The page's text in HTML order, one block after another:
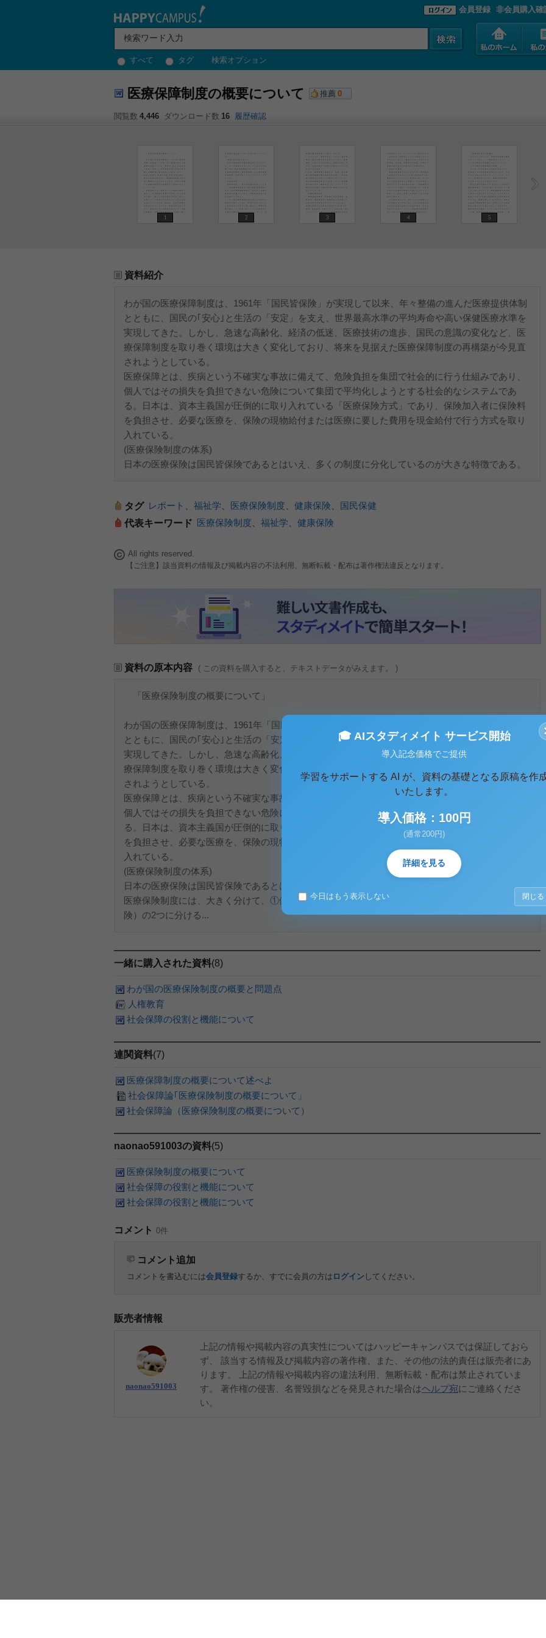
すべて タグ 検索オプション
会員登録 非会員購入確
医療保障制度の概要について 推薦 0
閲覧数 4,446 ダウンロード数 16 履歴確認
1 2 3 4 5
資料紹介
わが国の医療保障制度は、1961年「国民皆保険」が実現して以来、年々整備の進んだ医療提供体制
とともに、国民の｢安心｣と生活の「安定」を支え、世界最高水準の平均寿命や高い保健医療水準を
実現してきた。しかし、急速な高齢化、経済の低迷、医療技術の進歩、国民の意識の変化など、医
療保障制度を取り巻く環境は大きく変化しており、将来を見据えた医療保障制度の再構築が今見直
されようとしている。
医療保障とは、疾病という不確実な事故に備えて、危険負担を集団で社会的に行う仕組みであり、
個人ではその損失を負担できない危険について集団で平均化しようとする社会的なシステムであ
る。日本は、資本主義国が圧倒的に取り入れている「医療保険方式」であり、保険加入者に保険料
を負担させ、必要な医療を、保険の現物給付または医療に要した費用を現金給付で行う方式を取り
入れている。
(医療保険制度の体系)
日本の医療保険は国民皆保険であるとはいえ、多くの制度に分化しているのが大きな特徴である。
タグ レポート 福祉学 医療保険制度 健康保険
国民保健
代表キーワード 医療保険制度 福祉学 健康保険
All rights reserved.
【ご注意】該当資料の情報及び掲載内容の不法利用、無断転載・配布は著作権法違反となります。
資料の原本内容 ( この資料を購入すると、テキストデータがみえます。 )
「医療保険制度の概要について」
わが国の医療保障制度は、1961年「国民皆保険」が実現して以来、年々整備の進んだ医療提供体制
とともに、国民の｢安心｣と生活の「安定」を支え、世界最高水準の平均寿命や高い保健医療水準を
実現してきた。しかし、急速な高齢化、経済の低迷、医療技術の進歩、国民の意識の変化など、医
療保障制度を取り巻く環境は大きく変化しており、将来を見据えた医療保障制度の再構築が今見直
されようとしている。
医療保障とは、疾病という不確実な事故に備えて、危険負担を集団で社会的に行う仕組みであり、
個人ではその損失を負担できない危険について集団で平均化しようとする社会的なシステムであ
る。日本は、資本主義国が圧倒的に取り入れている「医療保険方式」であり、保険加入者に保険料
を負担させ、必要な医療を、保険の現物給付または医療に要した費用を現金給付で行う方式を取り
入れている。
(医療保険制度の体系)
日本の医療保険は国民皆保険であるとはいえ、多くの制度に分化しているのが大きな特徴である。
医療保険制度には、大きく分けて、①健康保険制度（被用者保険）と②国民健康保険制度（地域保
険）の2つに分ける...
一緒に購入された資料(8)
わが国の医療保険制度の概要と問題点
人権教育
社会保障の役割と機能について
連関資料(7)
医療保障制度の概要について述べよ
社会保障論｢医療保険制度の概要について」
社会保障論（医療保険制度の概要について）
naonao591003の資料(5)
医療保険制度の概要について
社会保障の役割と機能について
社会保障の役割と機能について
コメント 0件
コメント追加
コメントを書込むには会員登録するか、すでに会員の方は ログイン してください。
販売者情報
naonao591003
上記の情報や掲載内容の真実性についてはハッピーキャンパスでは保証しておら
ず、 該当する情報及び掲載内容の著作権、また、その他の法的責任は販売者にあ
ります。 上記の情報や掲載内容の違法利用、無断転載・配布は禁止されていま
す。 著作権の侵害、名誉毀損などを発見された場合はヘルプ宛にご連絡くださ
い。
🎓 AIスタディメイト サービス開始
導入記念価格でご提供
学習をサポートする AI が、資料の基礎となる原稿を作
いたします。
導入価格：100円
(通常200円)
詳細を見る
今日はもう表示しない 閉じる